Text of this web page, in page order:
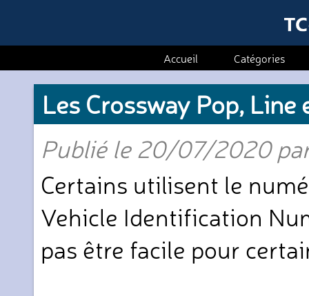
Accueil Catégories
Les Crossway Pop, Line
Publié le 20/07/2020
Certains utilisent le
Vehicle Identification
pas être facile pour